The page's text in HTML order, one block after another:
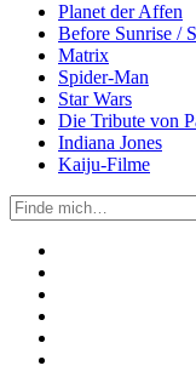
Planet der Affen
Before Sunrise /
Matrix
Spider-Man
Star Wars
Die Tribute von
Indiana Jones
Kaiju-Filme
Suche
in
https://secondunit-
podcast.de/